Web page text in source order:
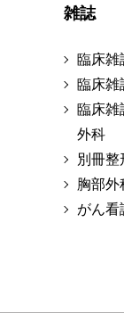
雑誌
臨床雑
臨床雑
臨床雑
外科
別冊整
胸部外
がん看